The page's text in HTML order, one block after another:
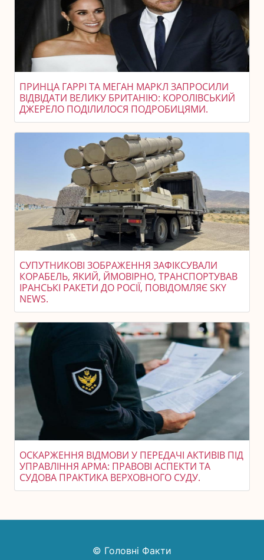
ПРИНЦА ГАРРІ ТА МЕГАН МАРКЛ ЗАПРОСИЛИ
ВІДВІДАТИ ВЕЛИКУ БРИТАНІЮ: КОРОЛІВСЬКИЙ
ДЖЕРЕЛО ПОДІЛИЛОСЯ ПОДРОБИЦЯМИ.
СУПУТНИКОВІ ЗОБРАЖЕННЯ ЗАФІКСУВАЛИ
КОРАБЕЛЬ, ЯКИЙ, ЙМОВІРНО, ТРАНСПОРТУВАВ
ІРАНСЬКІ РАКЕТИ ДО РОСІЇ, ПОВІДОМЛЯЄ SKY
NEWS.
ОСКАРЖЕННЯ ВІДМОВИ У ПЕРЕДАЧІ АКТИВІВ ПІД
УПРАВЛІННЯ АРМА: ПРАВОВІ АСПЕКТИ ТА
СУДОВА ПРАКТИКА ВЕРХОВНОГО СУДУ.
© Головні Факти